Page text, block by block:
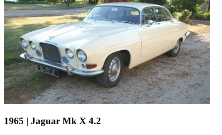
1965 | Jaguar Mk X 4.2